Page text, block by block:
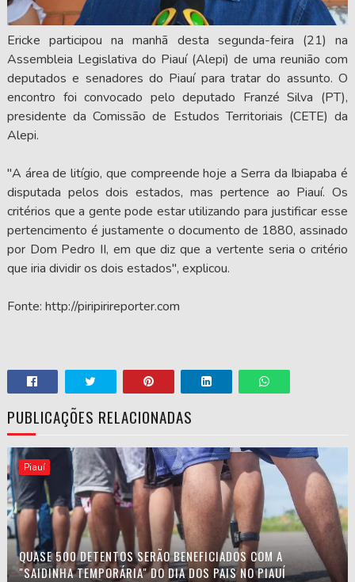
Ericke participou na manhã desta segunda-feira (21) na
Assembleia Legislativa do Piauí (Alepi) de uma reunião com
deputados e senadores do Piauí para tratar do assunto. O
encontro foi convocado pelo deputado Franzé Silva (PT),
presidente da Comissão de Estudos Territoriais (CETE) da
Alepi.
"A área de litígio, que compreende hoje a Serra da Ibiapaba é
disputada pelos dois estados, mas pertence ao Piauí. Os
critérios que a gente pode estar utilizando para justificar esse
pertencimento é justamente o documento de 1880, assinado
por Dom Pedro II, em que diz que a vertente seria o critério
que iria dividir os dois estados", explicou.
Fonte: http://piripirireporter.com
PUBLICAÇÕES RELACIONADAS
Piauí
QUASE 500 DETENTOS SERÃO BENEFICIADOS COM A
"SAIDINHA TEMPORÁRIA" DO DIA DOS PAIS NO PIAUÍ